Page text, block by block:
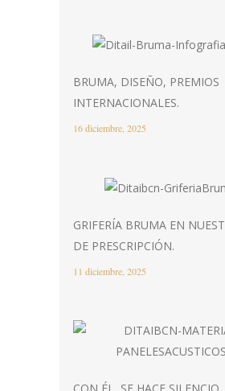
BRUMA, DISEÑO, PREMIOS
INTERNACIONALES.
16 diciembre, 2025
GRIFERÍA BRUMA EN
DE PRESCRIPCIÓN.
11 diciembre, 2025